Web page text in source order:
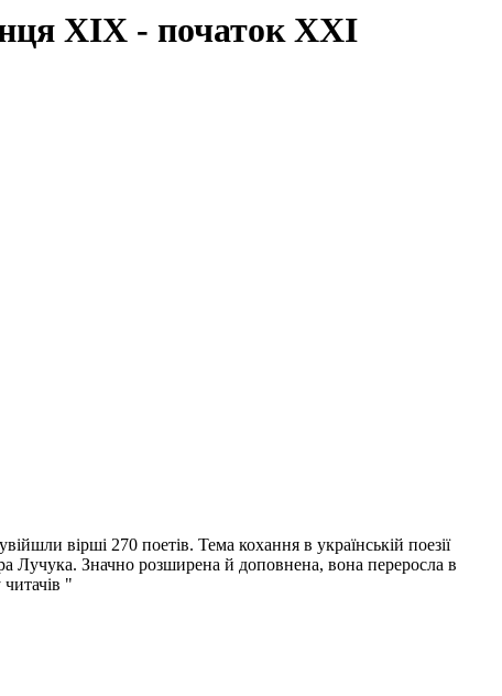
ХІХ - початок ХХІ
вірші 270 поетів. Тема кохання в українській поезії
Лучука. Значно розширена й доповнена, вона переросла в
"